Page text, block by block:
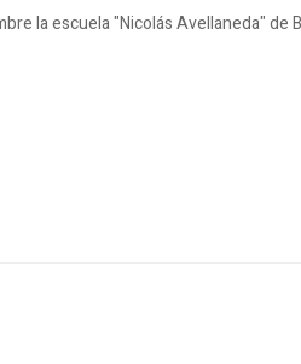
la escuela "Nicolás Avellaneda" de